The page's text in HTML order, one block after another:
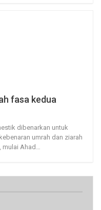
fasa kedua
dibenarkan untuk
umrah dan ziarah
mulai Ahad